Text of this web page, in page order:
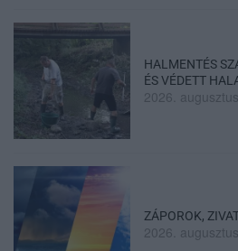
HALMENTÉS
ÉS VÉDETT
2026.
ZÁPOROK,
2026.